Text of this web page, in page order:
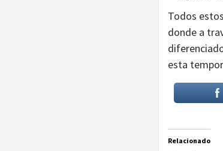
Todos
donde a
esta
Relacionado